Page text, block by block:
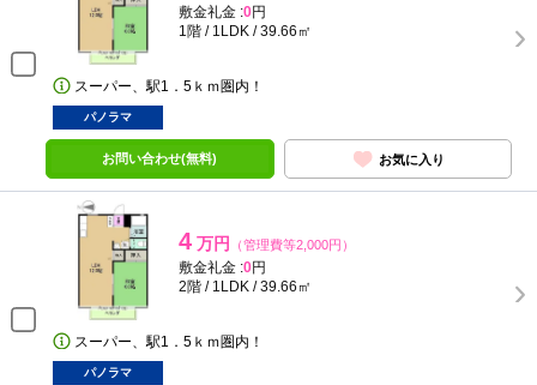
敷金礼金 :0円
1階 / 1LDK / 39.66㎡
スーパー、駅1．5ｋｍ圏内！
パノラマ
お問い合わせ(無料) お気に入り
4 万円 （管理費等2,000円）
敷金礼金 :0円
2階 / 1LDK / 39.66㎡
スーパー、駅1．5ｋｍ圏内！
パノラマ